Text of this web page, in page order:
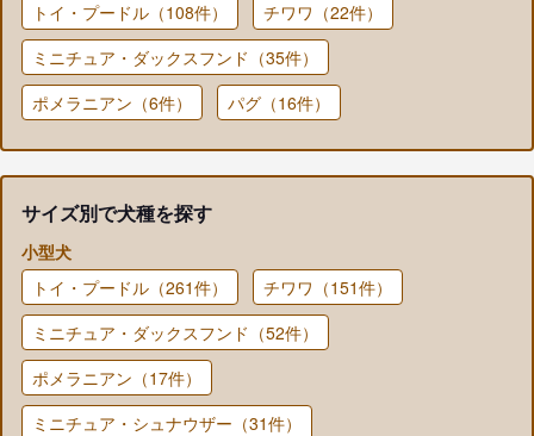
トイ・プードル（108件）
チワワ（22件）
ミニチュア・ダックスフンド（35件）
ポメラニアン（6件）
パグ（16件）
サイズ別で犬種を探す
小型犬
トイ・プードル（261件）
チワワ（151件）
ミニチュア・ダックスフンド（52件）
ポメラニアン（17件）
ミニチュア・シュナウザー（31件）